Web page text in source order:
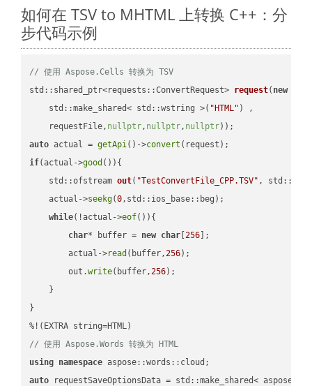
如何在 TSV to MHTML 上转换 C++：分
步代码示例
// 使用 Aspose.Cells 转换为 TSV
std::shared_ptr<requests::ConvertRequest> request( new
    std::make_shared< std::wstring >(
"HTML" ) ,
    requestFile,
nullptr, nullptr, nullptr))
auto actual = getApi()->convert
if(actual->good ()){
std::ofstream out( "TestConvertFile_CPP.TSV" ,
    actual->
seekg(0,std::ios_base::beg);
while(!actual->eof()){
char* buffer = new char [256 ];
        actual->
read (buffer,256);
        out.
write(buffer,256);
    }
}
// 使用 Aspose.Words 转换为 HTML
using namespace
auto requestSaveOptionsData = std::make_shared<